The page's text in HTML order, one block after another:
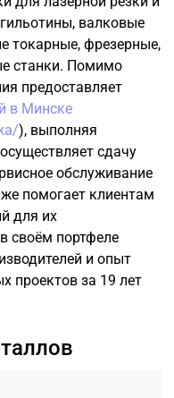
валковые
токарные, фрезерные,
станки. Помимо
предоставляет
в Минске
), выполняя
сдачу
обслуживание
помогает клиентам
для их
своём портфеле
и опыт
проектов за 19 лет